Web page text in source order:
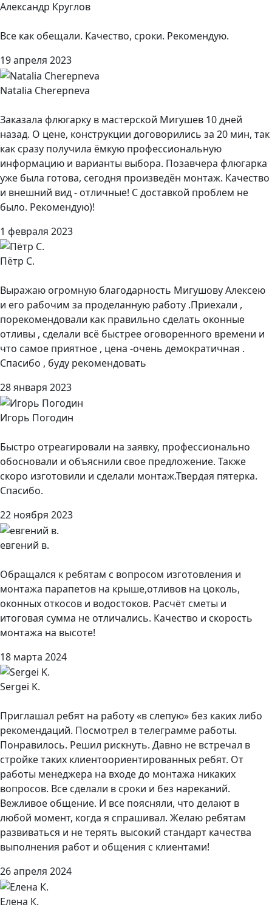
Александр Круглов
Все как обещали. Качество, сроки. Рекомендую.
19 апреля 2023
Natalia Cherepneva
Заказала флюгарку в мастерской Мигушев 10 дней
назад. О цене, конструкции договорились за 20 мин, так
как сразу получила ёмкую профессиональную
информацию и варианты выбора. Позавчера флюгарка
уже была готова, сегодня произведён монтаж. Качество
и внешний вид - отличные! С доставкой проблем не
было. Рекомендую)!
1 февраля 2023
Пётр С.
Выражаю огромную благодарность Мигушову Алексею
и его рабочим за проделанную работу .Приехали ,
порекомендовали как правильно сделать оконные
отливы , сделали всё быстрее оговоренного времени и
что самое приятное , цена -очень демократичная .
Спасибо , буду рекомендовать
28 января 2023
Игорь Погодин
Быстро отреагировали на заявку, профессионально
обосновали и объяснили свое предложение. Также
скоро изготовили и сделали монтаж.Твердая пятерка.
Спасибо.
22 ноября 2023
евгений в.
Обращался к ребятам с вопросом изготовления и
монтажа парапетов на крыше,отливов на цоколь,
оконных откосов и водостоков. Расчёт сметы и
итоговая сумма не отличались. Качество и скорость
монтажа на высоте!
18 марта 2024
Sergei K.
Приглашал ребят на работу «в слепую» без каких либо
рекомендаций. Посмотрел в телеграмме работы.
Понравилось. Решил рискнуть. Давно не встречал в
стройке таких клиентоориентированных ребят. От
работы менеджера на входе до монтажа никаких
вопросов. Все сделали в сроки и без нареканий.
Вежливое общение. И все поясняли, что делают в
любой момент, когда я спрашивал. Желаю ребятам
развиваться и не терять высокий стандарт качества
выполнения работ и общения с клиентами!
26 апреля 2024
Елена К.